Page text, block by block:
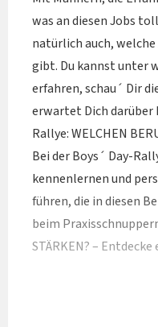
was an diesen Jobs
natürlich auch,
gibt. Du kannst unter
erfahren, schau´ Dir
erwartet Dich darüber
Rallye: WELCHEN
Bei der Boys´ Day-
kennenlernen und
führen, die in diesen
beim
STÄRKEN? –
weißt: kraftvoll und